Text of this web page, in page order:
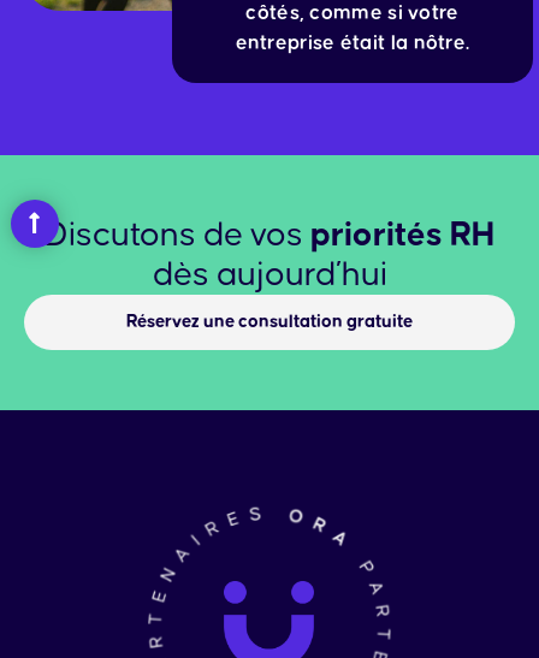
côtés, comme si votre
entreprise était la nôtre.
Discutons de vos priorités RH
dès aujourd’hui
Réservez une consultation gratuite